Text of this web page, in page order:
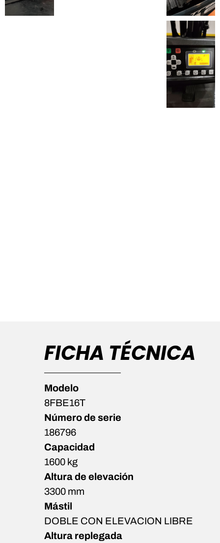
FICHA TÉCNICA
Modelo
8FBE16T
Número de serie
186796
Capacidad
1600 kg
Altura de elevación
3300 mm
Mástil
DOBLE CON ELEVACION LIBRE
Altura replegada